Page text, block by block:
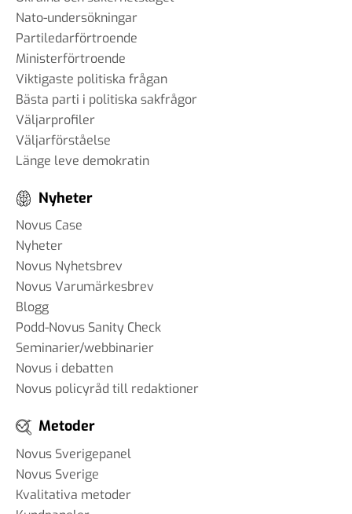
Nato-undersökningar
Partiledarförtroende
Ministerförtroende
Viktigaste politiska frågan
Bästa parti i politiska sakfrågor
Väljarprofiler
Väljarförståelse
Länge leve demokratin
Nyheter
Novus Case
Nyheter
Novus Nyhetsbrev
Novus Varumärkesbrev
Blogg
Podd-Novus Sanity Check
Seminarier/webbinarier
Novus i debatten
Novus policyråd till redaktioner
Metoder
Novus Sverigepanel
Novus Sverige
Kvalitativa metoder